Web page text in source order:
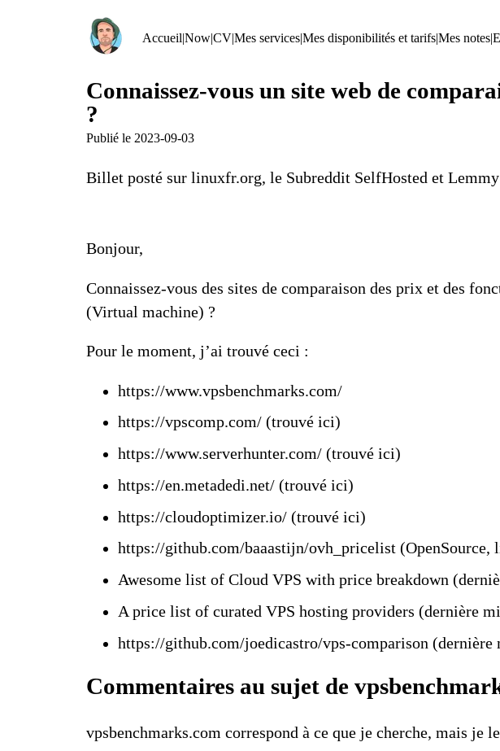
Accueil|Now|CV|Mes services|Mes disponibilités et tarifs|Mes notes|
Connaissez-vous un site web de
?
Publié le 2023-09-03
Billet posté sur linuxfr.org, le Subreddit SelfHosted et Lemmy
Bonjour,
Connaissez-vous des sites de comparaison des prix et des
(Virtual machine) ?
Pour le moment, j’ai trouvé ceci :
https://www.vpsbenchmarks.com/
https://vpscomp.com/(trouvé ici)
https://www.serverhunter.com/(trouvé ici)
https://en.metadedi.net/(trouvé ici)
https://cloudoptimizer.io/(trouvé ici)
https://github.com/baaastijn/ovh_pricelist(OpenSource,
Awesome list of Cloud VPS with price breakdown
A price list of curated VPS hosting providers (dernière
https://github.com/joedicastro/vps-comparison (dernière
Commentaires au sujet de
vpsbenchmarks.comcorrespond à ce que je cherche, mais je